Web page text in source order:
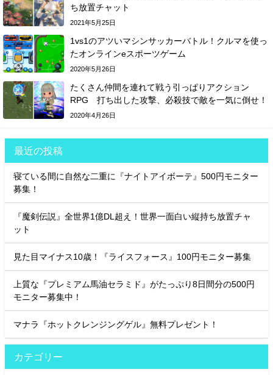
ち放置チャット
2021年5月25日
1vs1のアツいマシンサッカーバトル！クルマを使っ
たオンラインeスポーツゲーム
2020年5月26日
たくさん仲間を連れて戦う引っぱりアクション
RPG 打ち出した攻撃、必殺技で敵を一気に倒せ！
2020年4月26日
最近の投稿
寝ている間に自然な二重に『ナイトアイボーテ』500円モニター
募集！
『魔剣伝説』全世界1億DL超え！世界一面白い縦持ち放置チャ
ット
見た目マイナス10歳！『ライスフォース』100円モニター募集
上質な『プレミアム馬油セラミド』がたっぷり8日間分の500円
モニター募集中！
マナラ『ホットクレンジングゲル』無料プレゼント！
カテゴリー